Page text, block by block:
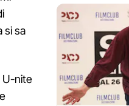
si sa
U-nite